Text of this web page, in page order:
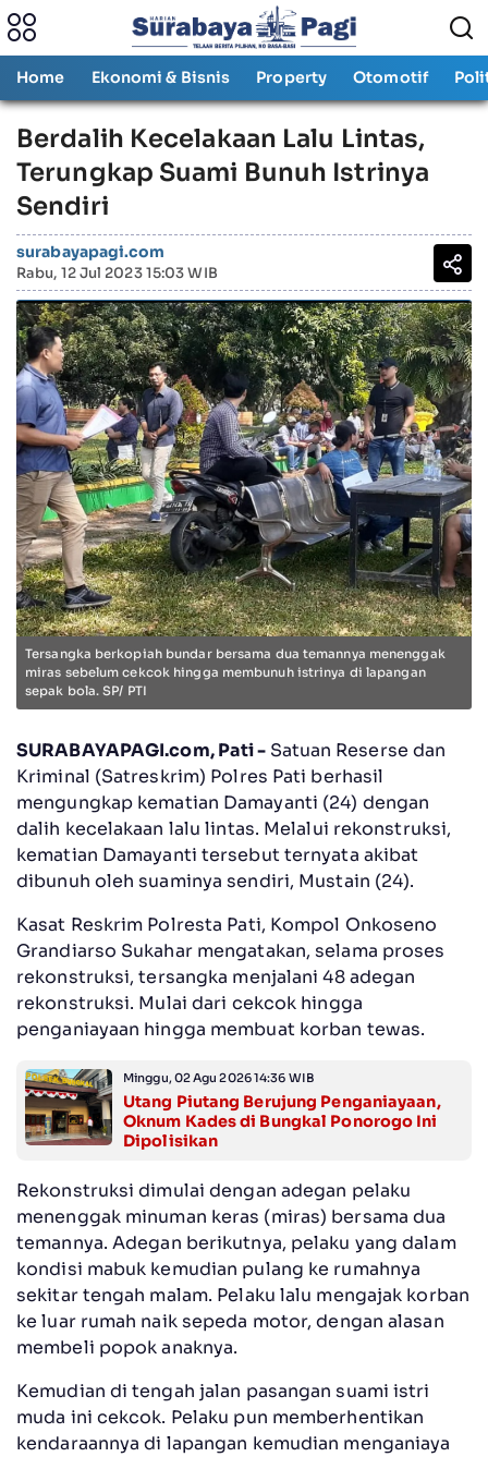
Home Ekonomi & Bisnis Property Otomotif
Berdalih Kecelakaan Lalu Lintas,
Terungkap Suami Bunuh Istrinya
Sendiri
surabayapagi.com
Rabu, 12 Jul 2023 15:03 WIB
Tersangka berkopiah bundar bersama dua temannya menenggak
miras sebelum cekcok hingga membunuh istrinya di lapangan
sepak bola. SP/ PTI
SURABAYAPAGI.com, Pati - Satuan Reserse dan
Kriminal (Satreskrim) Polres Pati berhasil
mengungkap kematian Damayanti (24) dengan
dalih kecelakaan lalu lintas. Melalui rekonstruksi,
kematian Damayanti tersebut ternyata akibat
dibunuh oleh suaminya sendiri, Mustain (24).
Kasat Reskrim Polresta Pati, Kompol Onkoseno
Grandiarso Sukahar mengatakan, selama proses
rekonstruksi, tersangka menjalani 48 adegan
rekonstruksi. Mulai dari cekcok hingga
penganiayaan hingga membuat korban tewas.
Minggu, 02 Agu 2026 14:36 WIB
Utang Piutang Berujung Penganiayaan,
Oknum Kades di Bungkal Ponorogo Ini
Dipolisikan
Rekonstruksi dimulai dengan adegan pelaku
menenggak minuman keras (miras) bersama dua
temannya. Adegan berikutnya, pelaku yang dalam
kondisi mabuk kemudian pulang ke rumahnya
sekitar tengah malam. Pelaku lalu mengajak korban
ke luar rumah naik sepeda motor, dengan alasan
membeli popok anaknya.
Kemudian di tengah jalan pasangan suami istri
muda ini cekcok. Pelaku pun memberhentikan
kendaraannya di lapangan kemudian menganiaya